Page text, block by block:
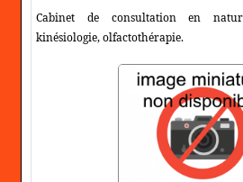
Cabinet de consultation en
kinésiologie, olfactothérapie.